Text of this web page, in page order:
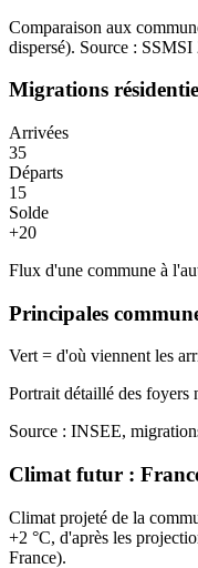
Comparaison aux
dispersé). Source : SSMSI
Migrations
Arrivées
35
Départs
15
Solde
+20
Flux d'une commune à
Principales
Vert = d'où viennent les
Portrait détaillé des
Source : INSEE,
Climat futur :
Climat projeté de la
+2 °C, d'après les
France).